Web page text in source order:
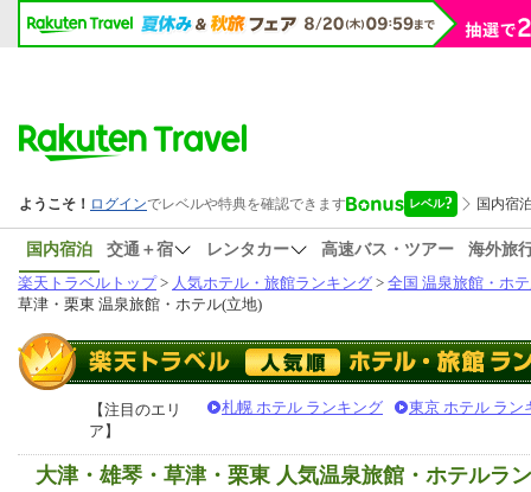
国内宿泊 交通＋宿 レンタカー 高速バス・ツアー
海外旅
楽天トラベルトップ> 人気ホテル・旅館ランキング > 全国 温泉旅館・ホ
草津・栗東 温泉旅館・ホテル(立地)
【注目のエリ
ア】
札幌 ホテル ランキング 東京 ホテル ラン
大津・雄琴・草津・栗東 人気温泉旅館・ホテルラ